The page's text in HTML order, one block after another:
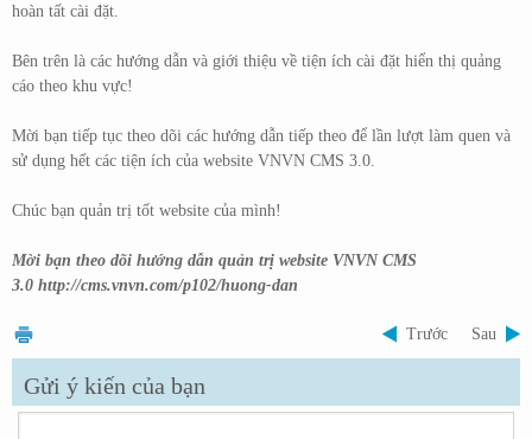
hoàn tất cài đặt.
Bên trên là các hướng dẫn và giới thiệu về tiện ích cài đặt hiển thị quảng
cáo theo khu vực!
Mời bạn tiếp tục theo dõi các hướng dẫn tiếp theo để lần lượt làm quen và
sử dụng hết các tiện ích của website VNVN CMS 3.0.
Chúc bạn quản trị tốt website của mình!
Mời bạn theo dõi hướng dẫn quản trị website VNVN CMS
3.0 http://cms.vnvn.com/p102/huong-dan
Trước Sau
Gửi ý kiến của bạn